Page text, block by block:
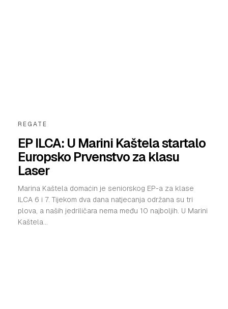
REGATE
EP ILCA: U Marini Kaštela startalo
Europsko Prvenstvo za klasu
Laser
Marina Kaštela domaćin je seniorskog EP-a za klase
ILCA 6 i 7. Tijekom dva dana natjecanja održana su tri
plova, a naših jedriličara nema među 10 najboljih. U Marini
Kaštela...